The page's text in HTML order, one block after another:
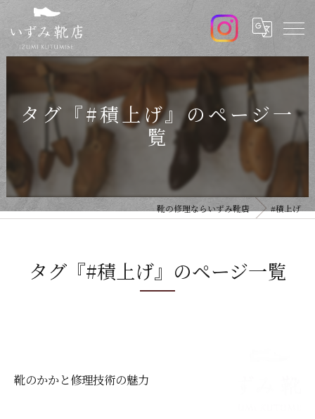
タグ『#積上げ』のページ一
覧
靴の修理ならいずみ靴店 #積上げ
タグ『#積上げ』のページ一覧
靴のかかと修理技術の魅力